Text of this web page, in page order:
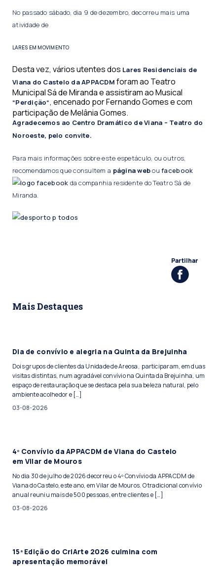
No passado sábado, dia 9 de dezembro, decorreu mais uma
atividade de
LARES EM MOVIMENTO
Desta vez, vários utentes dos Lares Residenciais de
Viana do Castelo da APPACDM foram ao Teatro
Municipal Sá de Miranda e assistiram ao Musical
“Perdição“, encenado por Fernando Gomes e com
participação de Melânia Gomes.
Agradecemos ao Centro Dramático de Viana – Teatro do
Noroeste, pelo convite.
Para mais informações sobre este espetáculo, ou outros,
recomendamos que consultem a página weboufacebook
da companhia residente do Teatro Sá de
Miranda.
Partilhar
Mais Destaques
Dia de convívio e alegria na Quinta da Brejuinha
Dois grupos de clientes da Unidade de Areosa, participaram, em duas
visitas distintas, num agradável convívio na Quinta da Brejuinha, um
espaço de restauração que se destaca pela sua beleza natural, pelo
ambiente acolhedor e […]
03-08-2026
4º Convívio da APPACDM de Viana do Castelo
em Vilar de Mouros
No dia 30 de julho de 2026 decorreu o 4º Convívio da APPACDM de
Viana do Castelo, este ano, em Vilar de Mouros. O tradicional convívio
anual reuniu mais de 500 pessoas, entre clientes e […]
03-08-2026
15ª Edição do CriArte 2026 culmina com
apresentação memorável